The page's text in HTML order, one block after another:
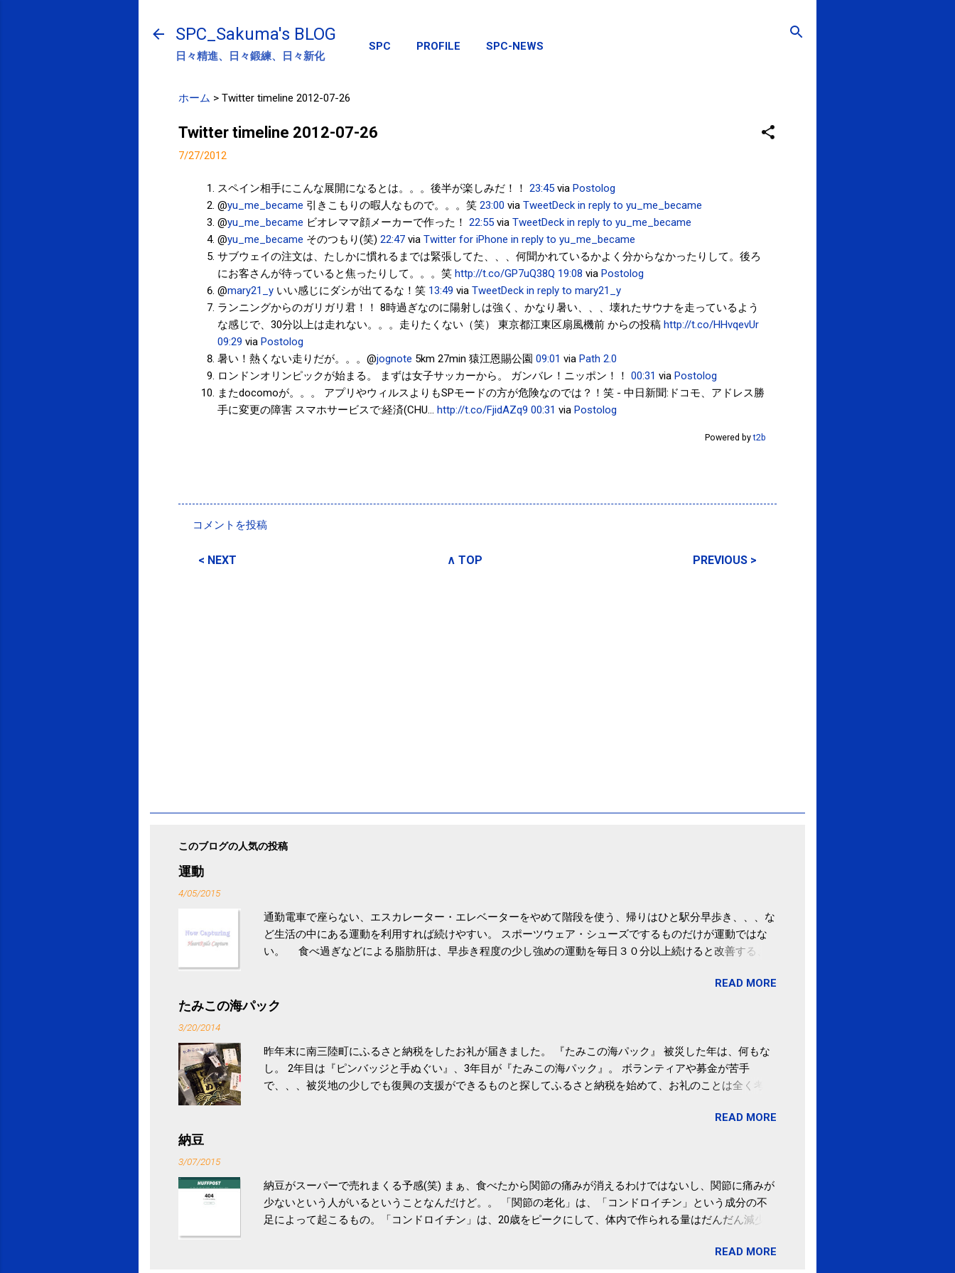
SPC_Sakuma's BLOG
日々精進、日々鍛練、日々新化
SPC PROFILE SPC-NEWS
ホーム > Twitter timeline 2012-07-26
Twitter timeline 2012-07-26
7/27/2012
スペイン相手にこんな展開になるとは。。。後半が楽しみだ！！ 23:45 via Postolog
@yu_me_became 引きこもりの暇人なもので。。。笑 23:00 via TweetDeck in reply to yu_me_became
@yu_me_became ビオレママ顔メーカーで作った！ 22:55 via TweetDeck in reply to yu_me_became
@yu_me_became そのつもり(笑) 22:47 via Twitter for iPhone in reply to yu_me_became
サブウェイの注文は、たしかに慣れるまでは緊張してた、、、何聞かれているかよく分からなかったりして。後ろ
にお客さんが待っていると焦ったりして。。。笑 http://t.co/GP7uQ38Q 19:08 via Postolog
@mary21_y いい感じにダシが出てるな！笑 13:49 via TweetDeck in reply to mary21_y
ランニングからのガリガリ君！！ 8時過ぎなのに陽射しは強く、かなり暑い、、、壊れたサウナを走っているよう
な感じで、30分以上は走れない。。。走りたくない（笑） 東京都江東区扇風機前 からの投稿 http://t.co/HHvqevUr
09:29 via Postolog
暑い！熱くない走りだが。。。@jognote 5km 27min 猿江恩賜公園 09:01 via Path 2.0
ロンドンオリンピックが始まる。 まずは女子サッカーから。 ガンバレ！ニッポン！！ 00:31 via Postolog
またdocomoが。。。 アプリやウィルスよりもSPモードの方が危険なのでは？！笑 - 中日新聞:ドコモ、アドレス勝
手に変更の障害 スマホサービスで:経済(CHU... http://t.co/FjidAZq9 00:31 via Postolog
Powered byt2b
メ
コメントを投稿
< NEXT ∧ TOP PREVIOUS >
このブログの人気の投稿
運動
4/05/2015
通勤電車で座らない、エスカレーター・エレベーターをやめて階段を使う、帰りはひと駅分早歩き、、、な
ど生活の中にある運動を利用すれば続けやすい。 スポーツウェア・シューズでするものだけが運動ではな
い。 食べ過ぎなどによる脂肪肝は、早歩き程度の少し強めの運動を毎日３０分以上続けると改善する、
ル性脂肪性肝疾患。体重は減らなくても効果があるという。 正田教授は「汗ばむ程度の運動を毎日３０分
続けることが有用」としている。 脂肪肝、毎日３０分の早歩きで改善 筑波大「減量しなくても効果」 -
READ MORE
たみこの海パック
3/20/2014
昨年末に南三陸町にふるさと納税をしたお礼が届きました。 『たみこの海パック』 被災した年は、何もな
し。 2年目は『ピンバッジと手ぬぐい』、3年目が『たみこの海パック』。 ボランティアや募金が苦手
で、、、被災地の少しでも復興の支援ができるものと探してふるさと納税を始めて、お礼のことは全く考え
税になるということもあって始めたのですが、節税になるほど稼げていないのでこちらの目的は......。 総務
READ MORE
納豆
3/07/2015
納豆がスーパーで売れまくる予感(笑) まぁ、食べたから関節の痛みが消えるわけではないし、関節に痛みが
少ないという人がいるということなんだけど。。 「関節の老化」は、「コンドロイチン」という成分の不
足によって起こるもの。「コンドロイチン」は、20歳をピークにして、体内で作られる量はだんだん減少し
いためには、食生活で「コンドロイチン」を補うことが大切。そして「コンドロイチン」という成分は、納
READ MORE